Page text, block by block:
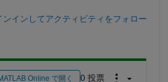
ンインしてアクティビティをフォロー
Online で開く 0 投票